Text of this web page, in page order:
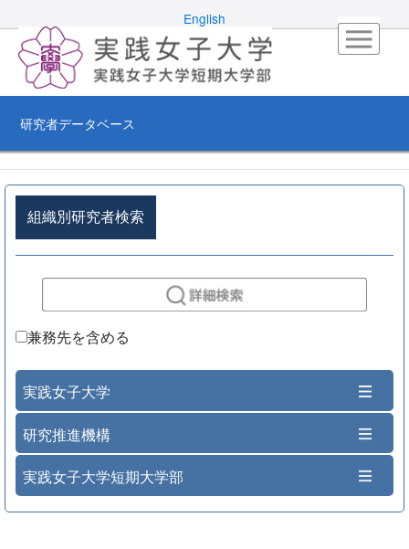
English
研究者データベース
組織別研究者検索
兼務先を含める
実践女子大学
研究推進機構
実践女子大学短期大学部